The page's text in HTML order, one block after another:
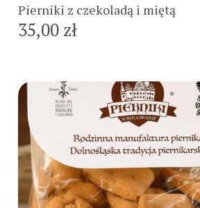
Pierniki z czekoladą i miętą
35,00 zł